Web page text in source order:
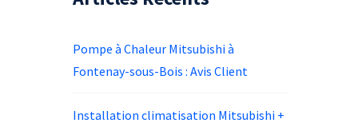
Pompe à Chaleur Mitsubishi à
Fontenay-sous-Bois : Avis Client
Installation climatisation Mitsubishi +